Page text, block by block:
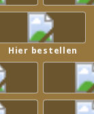
Hier bestellen